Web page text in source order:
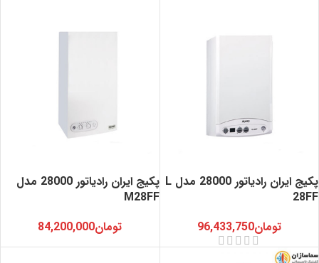
پکیج ایران رادیاتور 28000 مدل L
28FF
تومان96,433,750
پکیج ایران رادیاتور 28000 مدل
M28FF
تومان84,200,000